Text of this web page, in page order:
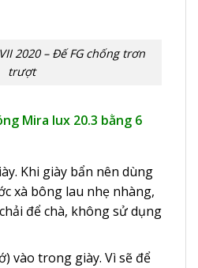
2020 – Đế FG chống trơn
trượt
Mira lux 20.3 bằng 6
Khi giày bẩn nên dùng
xà bông lau nhẹ nhàng,
để chà, không sử dụng
vào trong giày. Vì sẽ để